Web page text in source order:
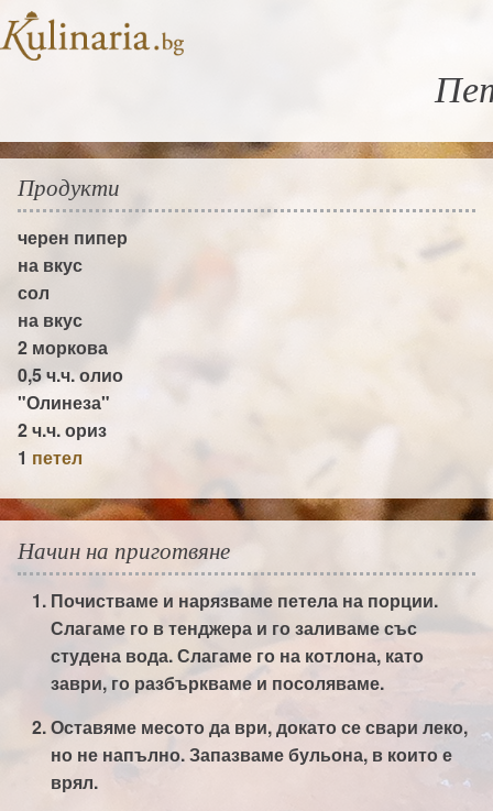
Продукти
черен пипер
на вкус
сол
на вкус
2 моркова
0,5 ч.ч.олио
"Олинеза"
2 ч.ч.ориз
1 петел
Начин на приготвяне
Почистваме и нарязваме петела на порции.
Слагаме го в тенджера и го заливаме със
студена вода. Слагаме го на котлона, като
заври, го разбъркваме и посоляваме.
Оставяме месото да ври, докато се свари леко,
но не напълно. Запазваме бульона, в които е
врял.